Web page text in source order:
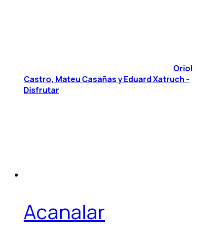
Oriol
Castro, Mateu Casañas y Eduard Xatruch -
Disfrutar
Acanalar